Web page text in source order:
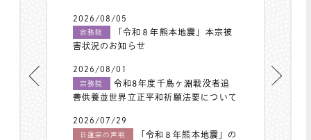
2026/08/05
宗務院
「令和８年熊本地震」本宗被
害状況のお知らせ
2026/08/01
宗務院
令和8年度千鳥ヶ淵戦没者追
善供養並世界立正平和祈願法要について
2026/07/29
日蓮宗の声明
「令和８年熊本地震」の